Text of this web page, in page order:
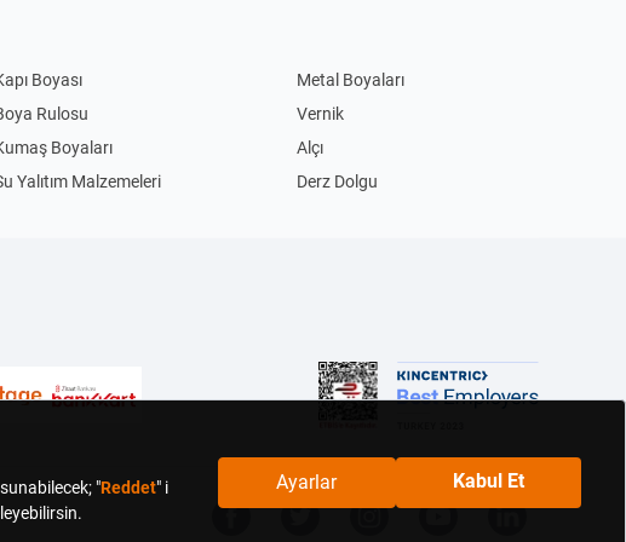
Boyası
Metal Boyaları
Rulosu
Vernik
Boyaları
Alçı
Yalıtım Malzemeleri
Derz Dolgu
Sinek Kovucular
Şişme Yatak
Arkası Askıları
Yapışkanlı Askılar
Kutusu